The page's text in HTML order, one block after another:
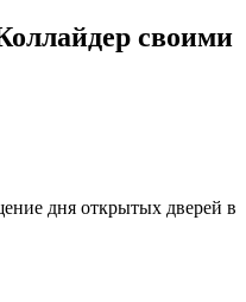
своими
дня открытых дверей в